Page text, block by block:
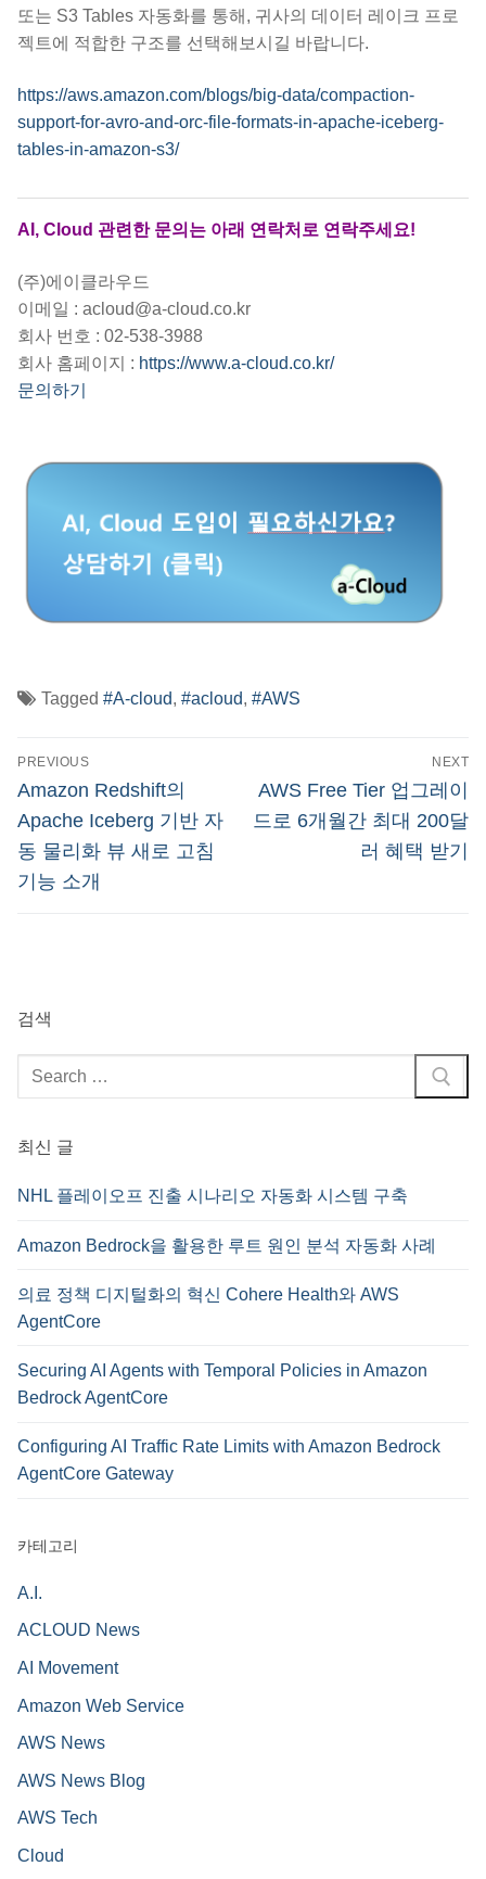
또는 S3 Tables 자동화를 통해, 귀사의 데이터 레이크 프로
젝트에 적합한 구조를 선택해보시길 바랍니다.
https://aws.amazon.com/blogs/big-data/compaction-
support-for-avro-and-orc-file-formats-in-apache-iceberg-
tables-in-amazon-s3/
AI, Cloud 관련한 문의는 아래 연락처로 연락주세요!
(주)에이클라우드
이메일 : acloud@a-cloud.co.kr
회사 번호 : 02-538-3988
회사 홈페이지 : https://www.a-cloud.co.kr/
문의하기
Tagged #A-cloud, #acloud, #AWS
글
탐
색
PREVIOUS
Previous
post:
Amazon Redshift의
Apache Iceberg 기반 자
동 물리화 뷰 새로 고침
기능 소개
NEXT
Next
post:
AWS Free Tier 업그레이
드로 6개월간 최대 200달
러 혜택 받기
검색
검
색
최신 글
NHL 플레이오프 진출 시나리오 자동화 시스템 구축
Amazon Bedrock을 활용한 루트 원인 분석 자동화 사례
의료 정책 디지털화의 혁신 Cohere Health와 AWS
AgentCore
Securing AI Agents with Temporal Policies in Amazon
Bedrock AgentCore
Configuring AI Traffic Rate Limits with Amazon Bedrock
AgentCore Gateway
카테고리
A.I.
ACLOUD News
AI Movement
Amazon Web Service
AWS News
AWS News Blog
AWS Tech
Cloud